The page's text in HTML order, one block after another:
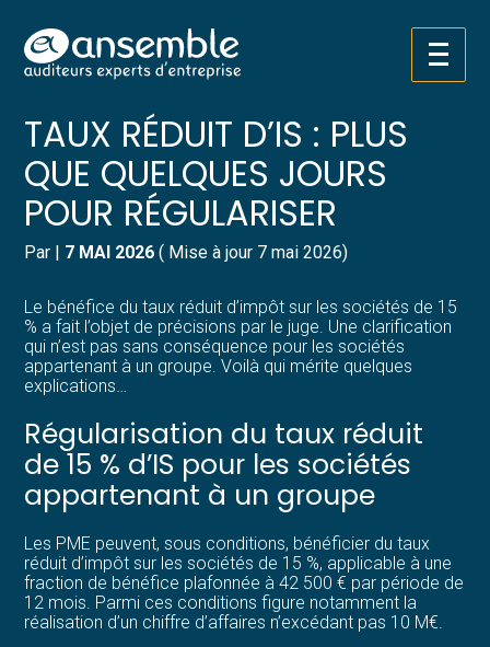
Aller
au
Créer et reprendre une activité
Gérer votre quotidien
Piloter votre entreprise
Développer votre entreprise
Structurer votre croissance
Être prêt pour la facturation
Pilotez votre gestion
Suivre votre comptabilité
Gérer vos ressources humaines
Dématérialiser vos documents
GROUPE DE SOCIÉTÉS ET
TAUX RÉDUIT D’IS : PLUS
QUE QUELQUES JOURS
POUR RÉGULARISER
Par | 7 MAI 2026 ( Mise à jour 7 mai 2026)
Le bénéfice du taux réduit d’impôt sur les sociétés de 15
% a fait l’objet de précisions par le juge. Une clarification
qui n’est pas sans conséquence pour les sociétés
appartenant à un groupe. Voilà qui mérite quelques
explications…
Régularisation du taux réduit
de 15 % d’IS pour les sociétés
appartenant à un groupe
Les PME peuvent, sous conditions, bénéficier du taux
réduit d’impôt sur les sociétés de 15 %, applicable à une
fraction de bénéfice plafonnée à 42 500 € par période de
12 mois. Parmi ces conditions figure notamment la
réalisation d’un chiffre d’affaires n’excédant pas 10 M€.